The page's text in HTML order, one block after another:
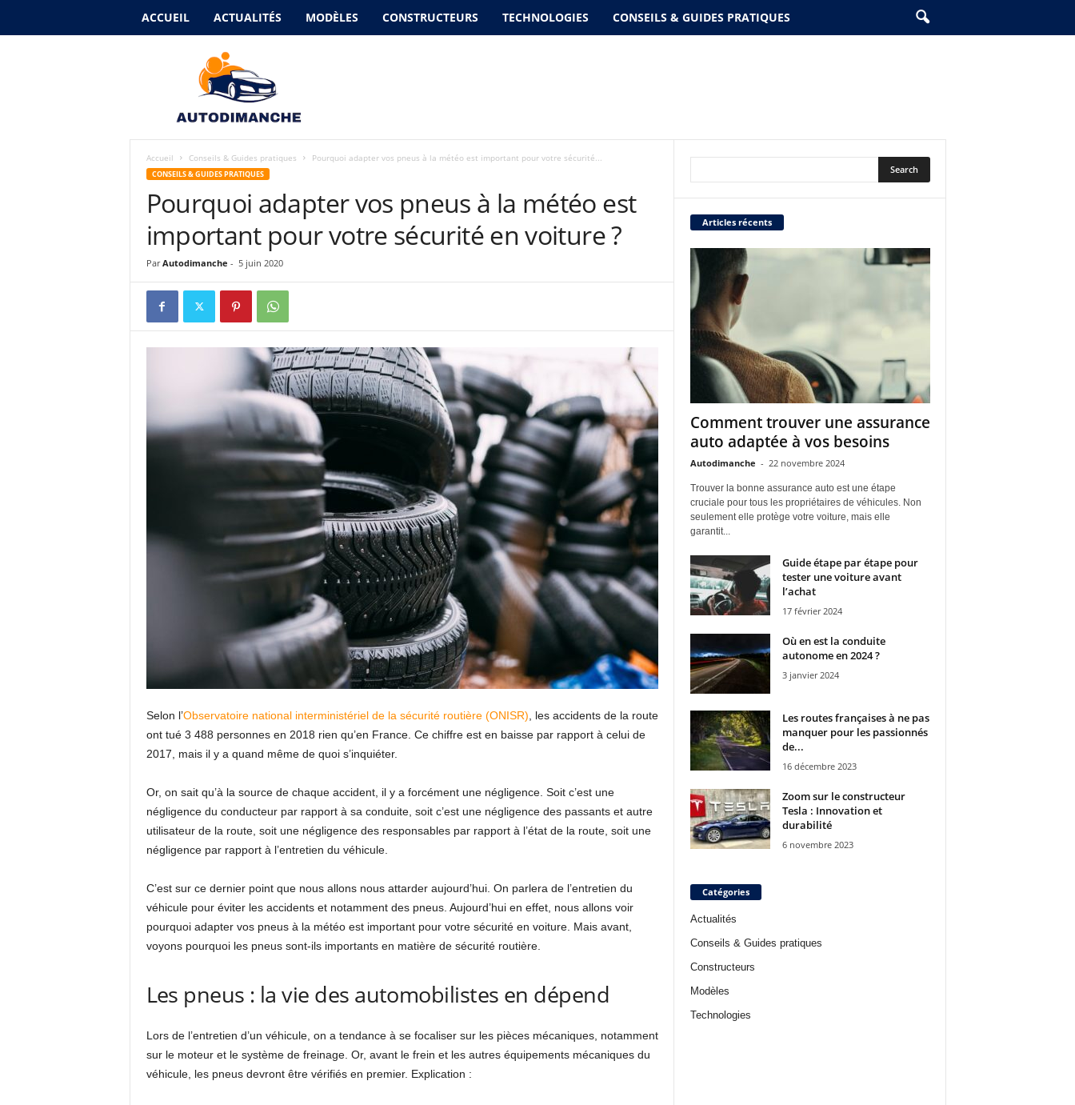
ACCUEIL ACTUALITÉS MODÈLES CONSTRUCTEURS TECHNOLOGIES CONSEILS & GUIDES PRATIQUES
Accueil Conseils & Guides pratiques Pourquoi adapter vos pneus à la météo est important pour votre sécurité...
CONSEILS & GUIDES PRATIQUES
Pourquoi adapter vos pneus à la météo est
important pour votre sécurité en voiture ?
Par Autodimanche - 5 juin 2020
Selon l’Observatoire national interministériel de la sécurité routière (ONISR) , les accidents de la route
ont tué 3 488 personnes en 2018 rien qu’en France. Ce chiffre est en baisse par rapport à celui de
2017, mais il y a quand même de quoi s’inquiéter.
Or, on sait qu’à la source de chaque accident, il y a forcément une négligence. Soit c’est une
négligence du conducteur par rapport à sa conduite, soit c’est une négligence des passants et autre
utilisateur de la route, soit une négligence des responsables par rapport à l’état de la route, soit une
négligence par rapport à l’entretien du véhicule.
C’est sur ce dernier point que nous allons nous attarder aujourd’hui. On parlera de l’entretien du
véhicule pour éviter les accidents et notamment des pneus. Aujourd’hui en effet, nous allons voir
pourquoi adapter vos pneus à la météo est important pour votre sécurité en voiture. Mais avant,
voyons pourquoi les pneus sont-ils importants en matière de sécurité routière.
Les pneus : la vie des automobilistes en dépend
Lors de l’entretien d’un véhicule, on a tendance à se focaliser sur les pièces mécaniques, notamment
sur le moteur et le système de freinage. Or, avant le frein et les autres équipements mécaniques du
véhicule, les pneus devront être vérifiés en premier. Explication :
Articles récents
Comment trouver une assurance
auto adaptée à vos besoins
Autodimanche - 22 novembre 2024
Trouver la bonne assurance auto est une étape
cruciale pour tous les propriétaires de véhicules. Non
seulement elle protège votre voiture, mais elle
garantit...
Guide étape par étape pour
tester une voiture avant
l’achat
17 février 2024
Où en est la conduite
autonome en 2024 ?
3 janvier 2024
Les routes françaises à ne pas
manquer pour les passionnés
de...
16 décembre 2023
Zoom sur le constructeur
Tesla : Innovation et
durabilité
6 novembre 2023
Catégories
Actualités
Conseils & Guides pratiques
Constructeurs
Modèles
Technologies